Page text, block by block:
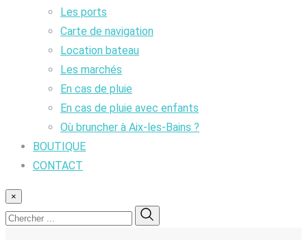
Les ports
Carte de navigation
Location bateau
Les marchés
En cas de pluie
En cas de pluie avec enfants
Où bruncher à Aix-les-Bains ?
BOUTIQUE
CONTACT
×